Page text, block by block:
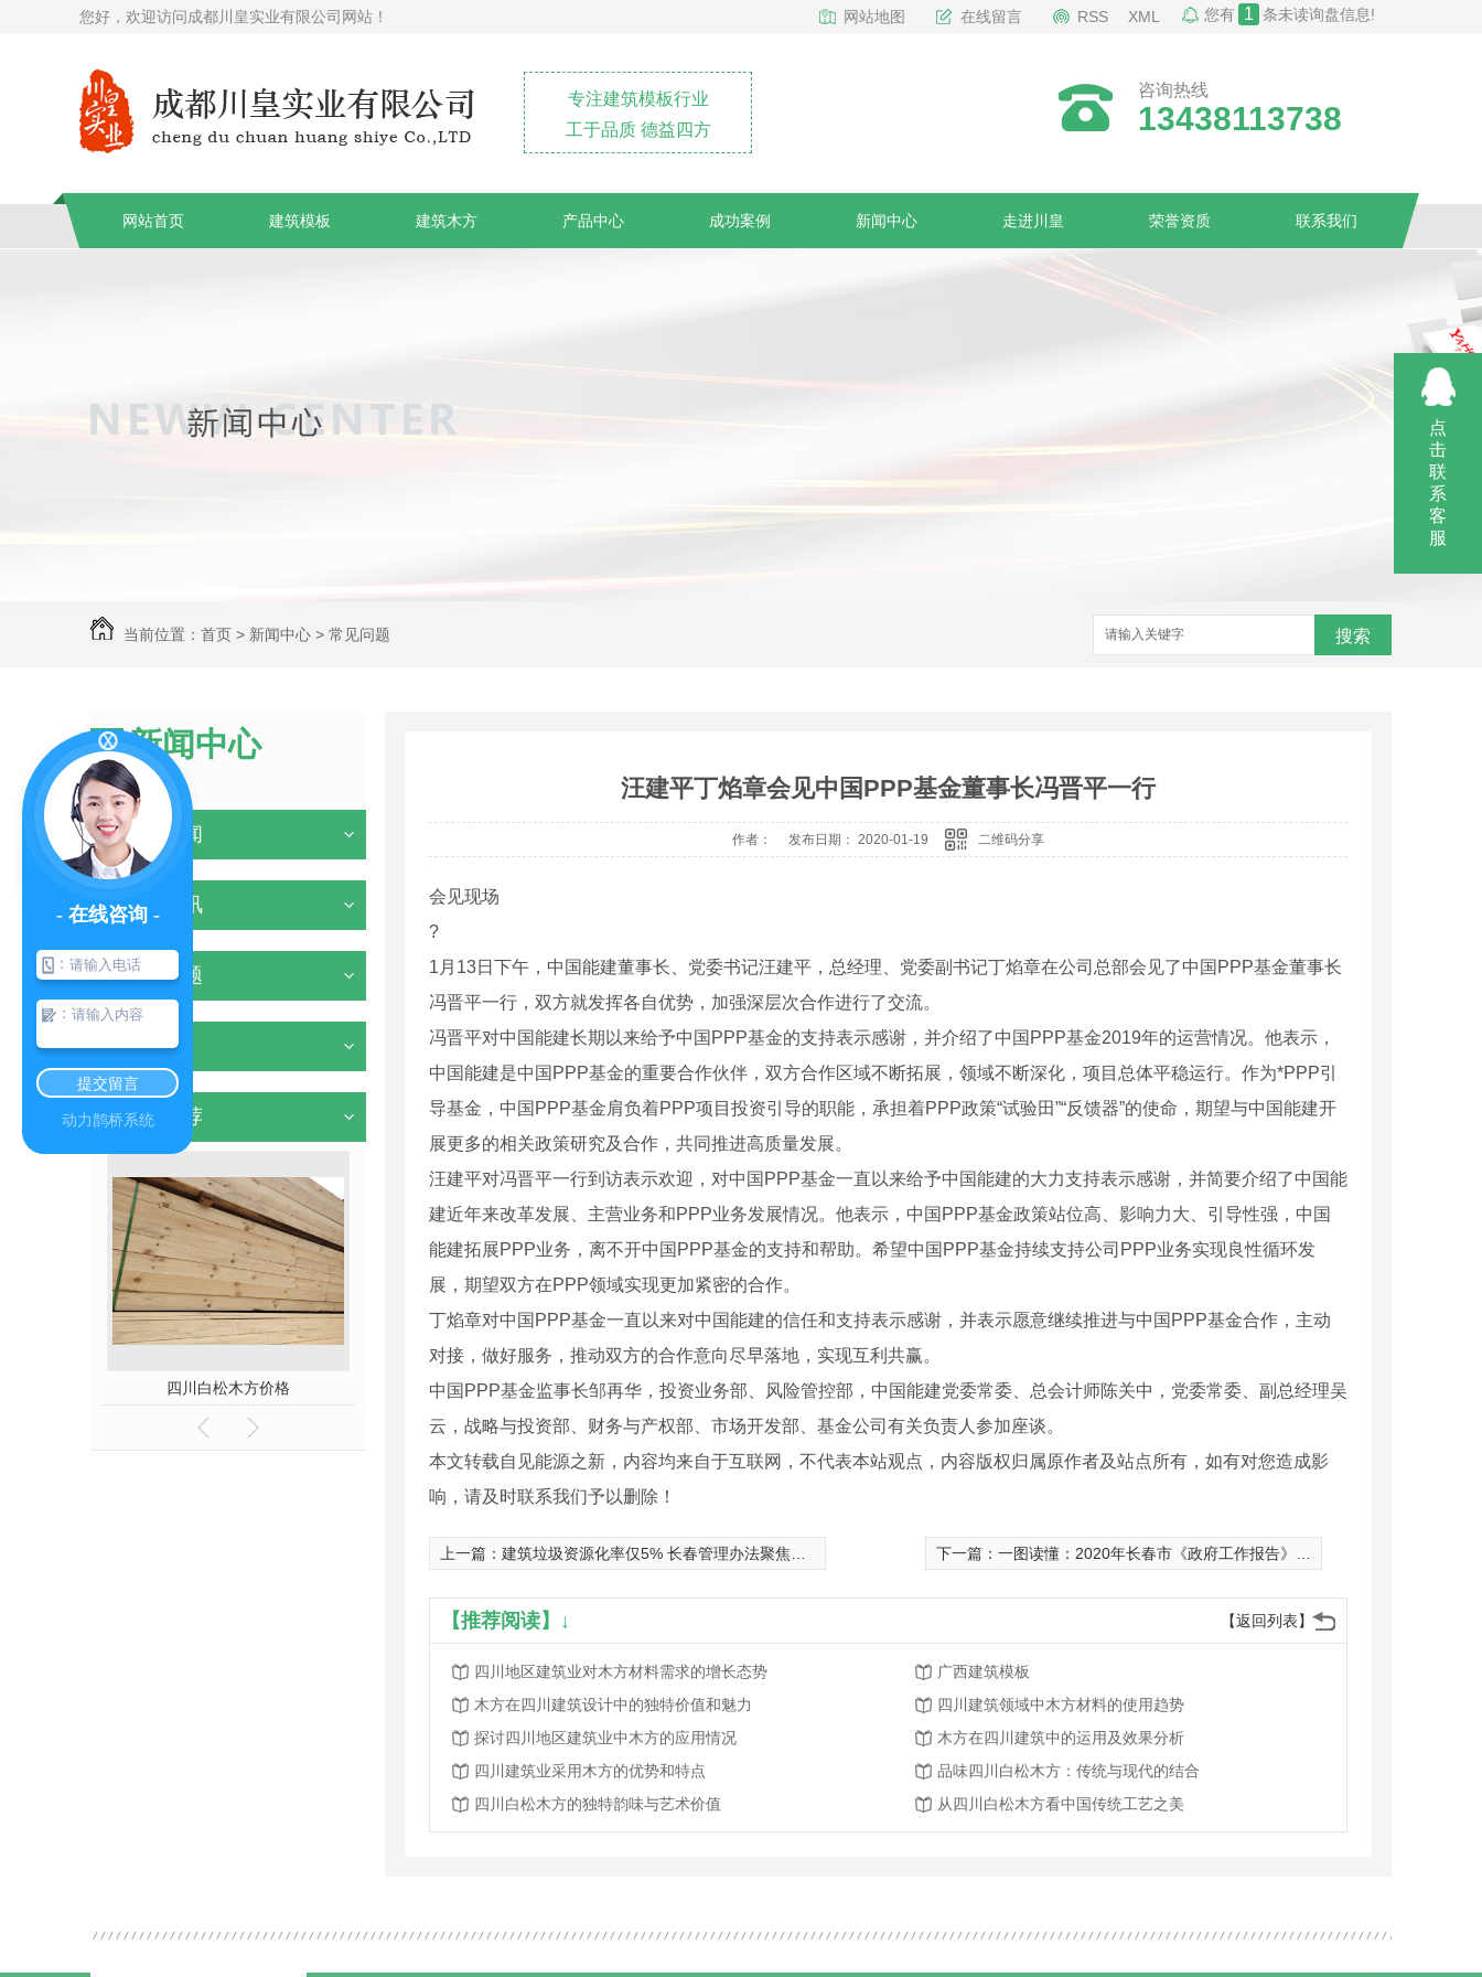
您好，欢迎访问成都川皇实业有限公司网站！ 网站地图 在线留言 RSS XML 您有 1 条未读询盘信息!
专注建筑模板行业
工于品质 德益四方
咨询热线
13438113738
网站首页 建筑模板 建筑木方 产品中心 成功案例 新闻中心 走进川皇 荣誉资质 联系我们
当前位置： 首页 > 新闻中心 > 常见问题 搜索
新闻中心
NEWS
企业新闻
行业资讯
常见问题
其他
热门推荐
四川白松木方价格 新西兰松木方
汪建平丁焰章会见中国PPP基金董事长冯晋平一行
作者： 发布日期： 2020-01-19 二维码分享
会见现场
?
1月13日下午，中国能建董事长、党委书记汪建平，总经理、党委副书记丁焰章在公司总部会见了中国PPP基金董事长
冯晋平一行，双方就发挥各自优势，加强深层次合作进行了交流。
冯晋平对中国能建长期以来给予中国PPP基金的支持表示感谢，并介绍了中国PPP基金2019年的运营情况。他表示，
中国能建是中国PPP基金的重要合作伙伴，双方合作区域不断拓展，领域不断深化，项目总体平稳运行。作为*PPP引
导基金，中国PPP基金肩负着PPP项目投资引导的职能，承担着PPP政策“试验田”“反馈器”的使命，期望与中国能建开
展更多的相关政策研究及合作，共同推进高质量发展。
汪建平对冯晋平一行到访表示欢迎，对中国PPP基金一直以来给予中国能建的大力支持表示感谢，并简要介绍了中国能
建近年来改革发展、主营业务和PPP业务发展情况。他表示，中国PPP基金政策站位高、影响力大、引导性强，中国
能建拓展PPP业务，离不开中国PPP基金的支持和帮助。希望中国PPP基金持续支持公司PPP业务实现良性循环发
展，期望双方在PPP领域实现更加紧密的合作。
丁焰章对中国PPP基金一直以来对中国能建的信任和支持表示感谢，并表示愿意继续推进与中国PPP基金合作，主动
对接，做好服务，推动双方的合作意向尽早落地，实现互利共赢。
中国PPP基金监事长邹再华，投资业务部、风险管控部，中国能建党委常委、总会计师陈关中，党委常委、副总经理吴
云，战略与投资部、财务与产权部、市场开发部、基金公司有关负责人参加座谈。
本文转载自见能源之新，内容均来自于互联网，不代表本站观点，内容版权归属原作者及站点所有，如有对您造成影
响，请及时联系我们予以删除！
上一篇： 建筑垃圾资源化率仅5% 长春管理办法聚焦七方面 下一篇： 一图读懂：2020年长春市《政府工作报告》（生态环境篇）
【返回列表】
【推荐阅读】↓
四川地区建筑业对木方材料需求的增长态势
广西建筑模板
木方在四川建筑设计中的独特价值和魅力
四川建筑领域中木方材料的使用趋势
探讨四川地区建筑业中木方的应用情况
木方在四川建筑中的运用及效果分析
四川建筑业采用木方的优势和特点
品味四川白松木方：传统与现代的结合
四川白松木方的独特韵味与艺术价值
从四川白松木方看中国传统工艺之美
点
击
联
系
客
服
- 在线咨询 -
：
：
提交留言
动力鹊桥系统